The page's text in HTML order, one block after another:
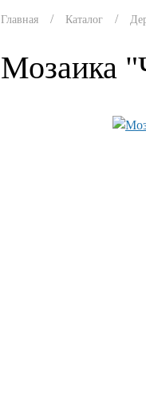
Главная Каталог
Мозаика